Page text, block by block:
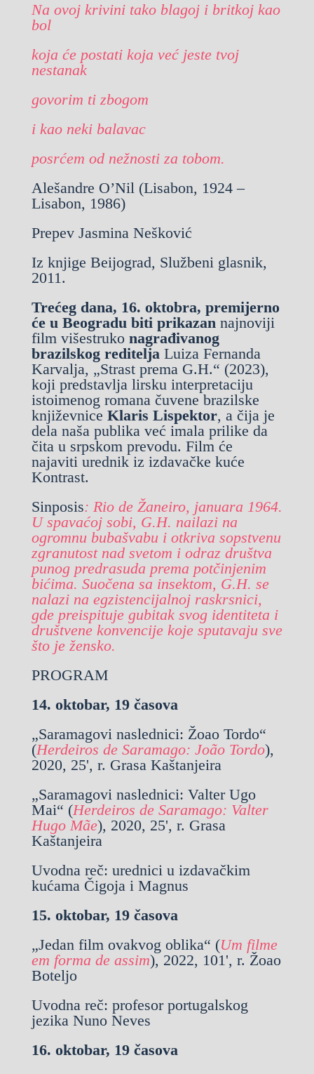
Na ovoj krivini tako blagoj i britkoj kao
bol
koja će postati koja već jeste tvoj
nestanak
govorim ti zbogom
i kao neki balavac
posrćem od nežnosti za tobom.
Alešandre O’Nil (Lisabon, 1924 –
Lisabon, 1986)
Prepev Jasmina Nešković
Iz knjige Beijograd, Službeni glasnik,
2011.
Trećeg dana, 16. oktobra, premijerno
će u Beogradu biti prikazannajnoviji
film višestruko nagrađivanog
brazilskog rediteljaLuiza Fernanda
Karvalja, „Strast prema G.H.“ (2023),
koji predstavlja lirsku interpretaciju
istoimenog romana čuvene brazilske
književnice Klaris Lispektor, a čija je
dela naša publika već imala prilike da
čita u srpskom prevodu. Film će
najaviti urednik iz izdavačke kuće
Kontrast.
Sinposis: Rio de Žaneiro, januara 1964.
U spavaćoj sobi, G.H. nailazi na
ogromnu bubašvabu i otkriva sopstvenu
zgranutost nad svetom i odraz društva
punog predrasuda prema potčinjenim
bićima. Suočena sa insektom, G.H. se
nalazi na egzistencijalnoj raskrsnici,
gde preispituje gubitak svog identiteta i
društvene konvencije koje sputavaju sve
što je žensko.
PROGRAM
14. oktobar, 19 časova
„Saramagovi naslednici: Žoao Tordo“
(Herdeiros de Saramago: João Tordo),
2020, 25', r. Grasa Kaštanjeira
„Saramagovi naslednici: Valter Ugo
Mai“ (Herdeiros de Saramago: Valter
Hugo Mãe), 2020, 25', r. Grasa
Kaštanjeira
Uvodna reč: urednici u izdavačkim
kućama Čigoja i Magnus
15. oktobar, 19 časova
„Jedan film ovakvog oblika“ (Um filme
em forma de assim), 2022, 101', r. Žoao
Boteljo
Uvodna reč: profesor portugalskog
jezika Nuno Neves
16. oktobar, 19 časova